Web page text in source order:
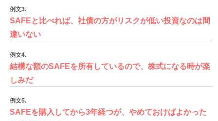
例文3.
SAFEと比べれば、社債の方がリスクが低い投資なのは間
違いない
例文4.
結構な額のSAFEを所有しているので、株式になる時が楽
しみだ
例文5.
SAFEを購入してから3年経つが、やめておけばよかった